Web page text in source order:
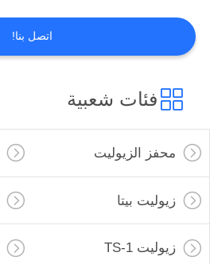
بنا
حالات
خريطة
الموقع
PRIVACY
اتصل بنا!
فئات شعبية
محفز الزيوليت
زيوليت بيتا
زيوليت TS-1